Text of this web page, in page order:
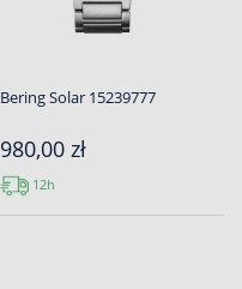
Bering Solar 15239777
980,00 zł
12h